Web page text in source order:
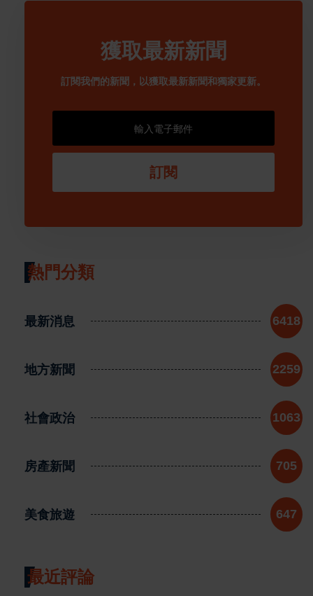
獲取最新新聞
訂閱我們的新聞，以獲取最新新聞和獨家更新。
訂閱
熱門分類
最新消息 6418
地方新聞 2259
社會政治 1063
房產新聞 705
美食旅遊 647
最近評論